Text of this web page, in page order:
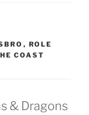
, ROLE
COAST
& Dragons